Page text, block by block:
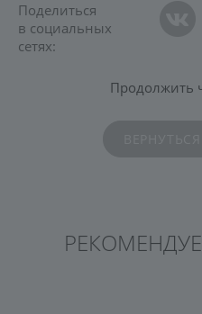
Поделиться
в социальных
сетях:
Продолжить